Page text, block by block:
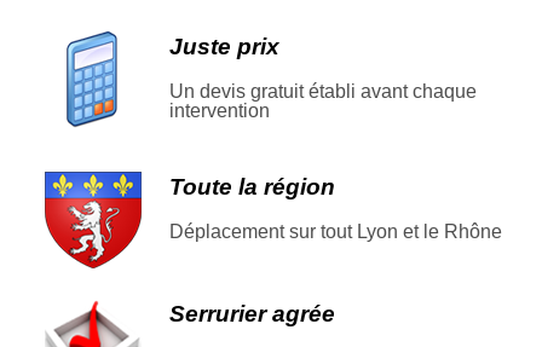
Juste prix
Un devis gratuit établi avant chaque
intervention
Toute la région
Déplacement sur tout Lyon et le Rhône
Serrurier agrée